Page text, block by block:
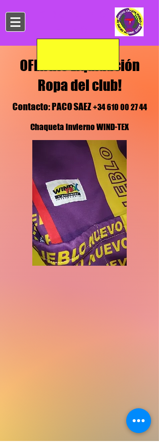
OFERTAS Liquidación
Ropa del club!
Contacto: PACO SAEZ+34 610 00 27 44
Chaqueta Invierno WIND-TEX